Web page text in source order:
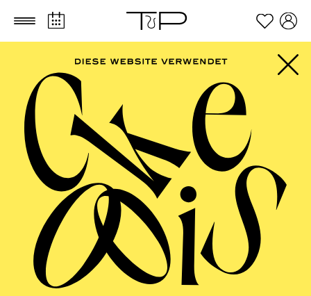
Zum Hauptinhalt springen Zum Footer springen